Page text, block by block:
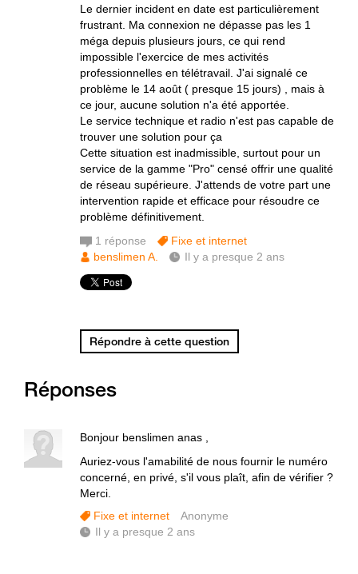
Le dernier incident en date est particulièrement
frustrant. Ma connexion ne dépasse pas les 1
méga depuis plusieurs jours, ce qui rend
impossible l'exercice de mes activités
professionnelles en télétravail. J'ai signalé ce
problème le 14 août ( presque 15 jours) , mais à
ce jour, aucune solution n'a été apportée.
Le service technique et radio n'est pas capable de
trouver une solution pour ça
Cette situation est inadmissible, surtout pour un
service de la gamme "Pro" censé offrir une qualité
de réseau supérieure. J'attends de votre part une
intervention rapide et efficace pour résoudre ce
problème définitivement.
1 réponse
Fixe et internet
benslimen A.
Il y a presque 2 ans
Répondre à cette question
Réponses
Bonjour benslimen anas ,
Auriez-vous l'amabilité de nous fournir le numéro
concerné, en privé, s'il vous plaît, afin de vérifier ?
Merci.
Fixe et internet
Anonyme
Il y a presque 2 ans